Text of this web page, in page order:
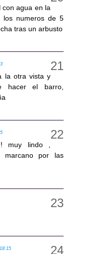
agua en la
los numeros de 5
tras un arbusto
la otra vista y
hacer el barro,
muy lindo ,
marcano por las